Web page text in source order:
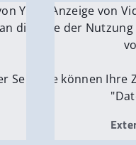
YouTube.
die Server
Seite
Für die Anzeige von
Wenn Sie der
Sie können